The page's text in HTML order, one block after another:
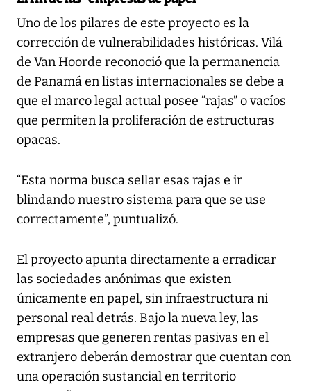
Uno de los pilares de este proyecto es la
corrección de vulnerabilidades históricas. Vilá
de Van Hoorde reconoció que la permanencia
de Panamá en listas internacionales se debe a
que el marco legal actual posee “rajas” o vacíos
que permiten la proliferación de estructuras
opacas.
“Esta norma busca sellar esas rajas e ir
blindando nuestro sistema para que se use
correctamente”, puntualizó.
El proyecto apunta directamente a erradicar
las sociedades anónimas que existen
únicamente en papel, sin infraestructura ni
personal real detrás. Bajo la nueva ley, las
empresas que generen rentas pasivas en el
extranjero deberán demostrar que cuentan con
una operación sustancial en territorio